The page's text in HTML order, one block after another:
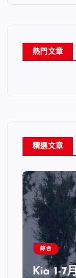
熱門文章
精選文章
綜合
Kia 1-7